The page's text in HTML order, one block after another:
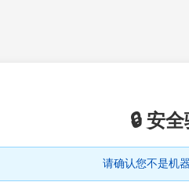
🔒 安
请确认您不是机